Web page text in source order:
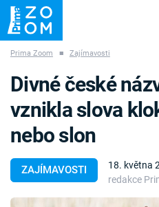
ZÁHADY VETŘELCI
Témata
Prima Zoom ■ Zajímavosti
ZAJÍMAVOSTI
18. května
redakce
Divné české
vznikla slova
nebo slon